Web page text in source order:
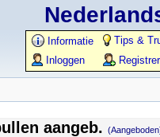
Informatie
Tips &
Inloggen
aangeb.